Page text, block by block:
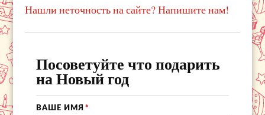
Нашли неточность на сайте? Напишите нам!
Посоветуйте что подарить
на Новый год
ВАШЕ ИМЯ *